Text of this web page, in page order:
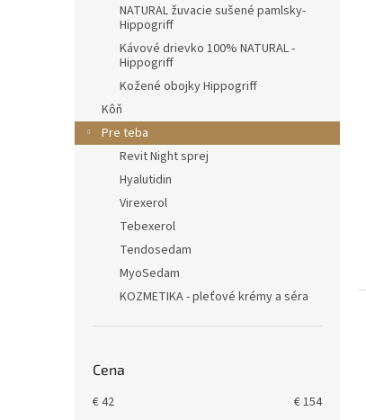
NATURAL žuvacie sušené pamlsky-
Hippogriff
Kávové drievko 100% NATURAL -
Hippogriff
Kožené obojky Hippogriff
Kôň
Pre teba
Revit Night sprej
Hyalutidin
Virexerol
Tebexerol
Tendosedam
MyoSedam
KOZMETIKA - pleťové krémy a séra
Cena
€42 €154